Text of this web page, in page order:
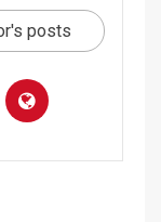
posts